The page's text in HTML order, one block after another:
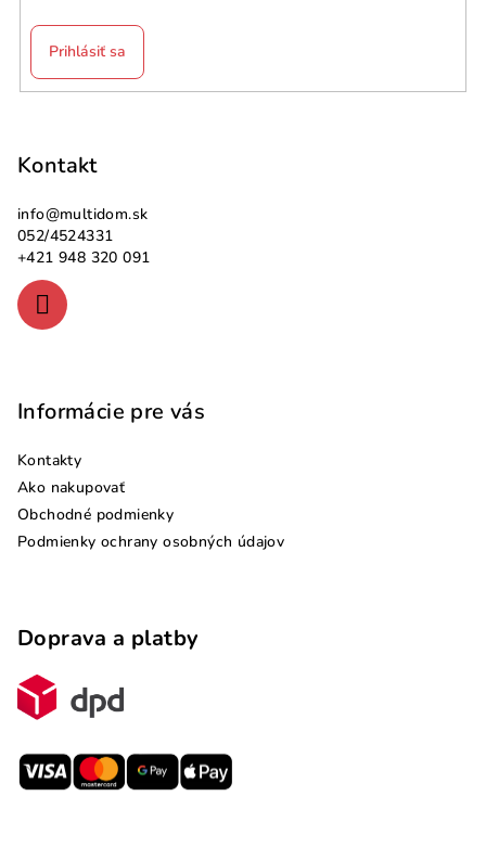
Prihlásiť sa
Kontakt
info@multidom.sk
052/4524331
+421 948 320 091
Informácie pre vás
Kontakty
Ako nakupovať
Obchodné podmienky
Podmienky ochrany osobných údajov
Doprava a platby